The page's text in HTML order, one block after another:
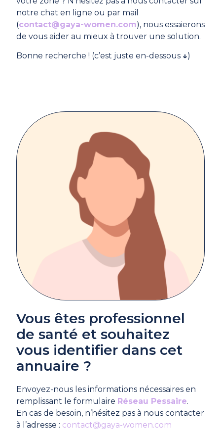
notre chat en ligne ou par mail
(contact@gaya-women.com), nous essaierons
de vous aider au mieux à trouver une solution.
Bonne recherche ! (c’est juste en-dessous ↓)
Vous êtes professionnel
de santé et souhaitez
vous identifier dans cet
annuaire ?
Envoyez-nous les informations nécessaires en
remplissant le formulaire Réseau Pessaire.
En cas de besoin, n’hésitez pas à nous contacter
à l’adresse : contact@gaya-women.com